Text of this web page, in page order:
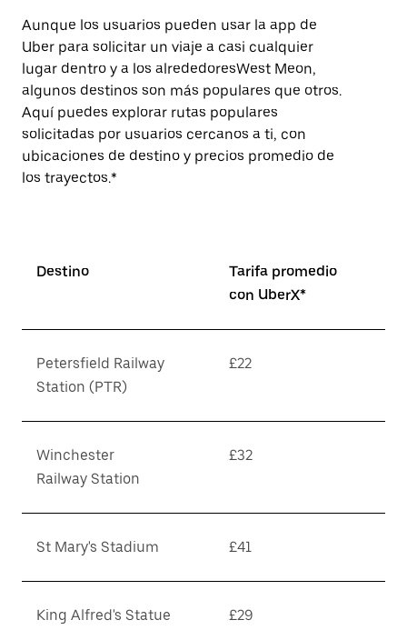
Aunque los usuarios pueden usar la app de
Uber para solicitar un viaje a casi cualquier
lugar dentro y a los alrededoresWest Meon,
algunos destinos son más populares que otros.
Aquí puedes explorar rutas populares
solicitadas por usuarios cercanos a ti, con
ubicaciones de destino y precios promedio de
los trayectos.*
Destino
Tarifa promedio
con UberX*
Petersfield Railway
Station (PTR)
£22
Winchester
Railway Station
£32
St Mary's Stadium £41
King Alfred's Statue £29